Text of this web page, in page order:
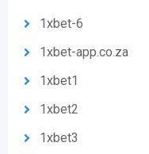
1xbet-6
1xbet-app.co.za
1xbet1
1xbet2
1xbet3